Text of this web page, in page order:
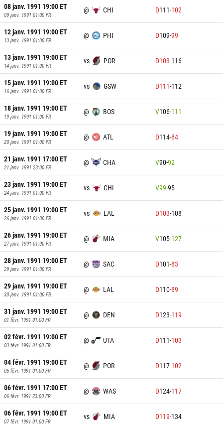
08 janv. 1991 19:00ET
09 janv. 1991 01:00 FR
@ CHI D111-102
12 janv. 1991 19:00ET
13 janv. 1991 01:00 FR
@ PHI D109-99
13 janv. 1991 19:00ET
14 janv. 1991 01:00 FR
vs POR D103-116
15 janv. 1991 19:00ET
16 janv. 1991 01:00 FR
vs GSW D111-112
18 janv. 1991 19:00ET
19 janv. 1991 01:00 FR
@ BOS V106-111
19 janv. 1991 19:00ET
20 janv. 1991 01:00 FR
@ ATL D114-84
21 janv. 1991 17:00ET
21 janv. 1991 23:00 FR
@ CHA V90-92
23 janv. 1991 19:00ET
24 janv. 1991 01:00 FR
vs CHI V99-95
25 janv. 1991 19:00ET
26 janv. 1991 01:00 FR
vs LAL D103-108
26 janv. 1991 19:00ET
27 janv. 1991 01:00 FR
@ MIA V105-127
28 janv. 1991 19:00ET
29 janv. 1991 01:00 FR
@ SAC D101-83
29 janv. 1991 19:00ET
30 janv. 1991 01:00 FR
@ LAL D110-89
31 janv. 1991 19:00ET
01 févr. 1991 01:00 FR
@ DEN D123-119
02 févr. 1991 19:00ET
03 févr. 1991 01:00 FR
@ UTA D111-103
04 févr. 1991 19:00ET
05 févr. 1991 01:00 FR
@ POR D117-102
06 févr. 1991 17:00ET
06 févr. 1991 23:00 FR
@ WAS D124-117
06 févr. 1991 19:00ET
07 févr. 1991 01:00 FR
vs MIA D119-134